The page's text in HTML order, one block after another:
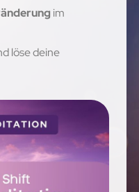
im
löse deine